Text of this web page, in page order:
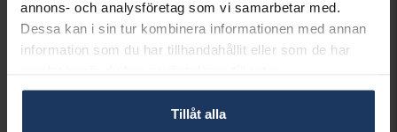
annons- och analysföretag som vi samarbetar med.
Dessa kan i sin tur kombinera informationen med annan
information som du har tillhandahållit eller som de har
Tillåt alla
Matchande produkter och andra varianter